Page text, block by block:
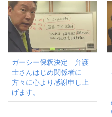
ガーシー保釈決定 弁護
士さんはじめ関係者に
方々に心より感謝申し上
げます。